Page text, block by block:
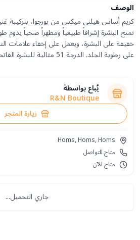
الوصف
تمنح البشرة إشراقاً طبيعياً ومظهراً صحياً يدوم
خفيفة على البشرة، ويعمل على إخفاء علامات
على رطوبة الجلد. الدرجة 51 مثالية للبشرة الفاتحة.
يُباع بواسطة
R&N Boutique
زيارة المتجر
Homs, Homs, Homs
متاح للتواصل
متاح الآن
جاري التحميل...